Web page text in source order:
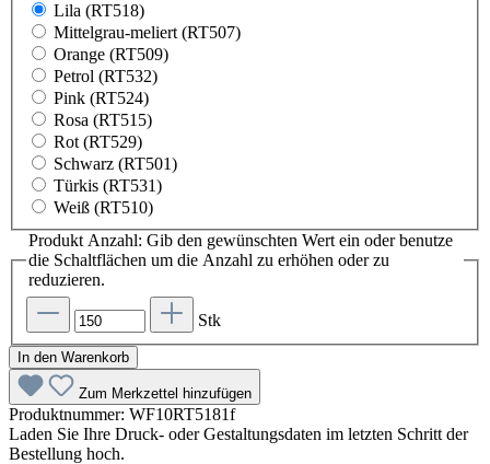
Lila (RT518)
Mittelgrau-meliert (RT507)
Orange (RT509)
Petrol (RT532)
Pink (RT524)
Rosa (RT515)
Rot (RT529)
Schwarz (RT501)
Türkis (RT531)
Weiß (RT510)
Produkt Anzahl: Gib den gewünschten Wert ein oder benutze
die Schaltflächen um die Anzahl zu erhöhen oder zu
reduzieren.
Stk
In den Warenkorb
Zum Merkzettel hinzufügen
Produktnummer: WF10RT5181f
Laden Sie Ihre Druck- oder Gestaltungsdaten im letzten Schritt der
Bestellung hoch.